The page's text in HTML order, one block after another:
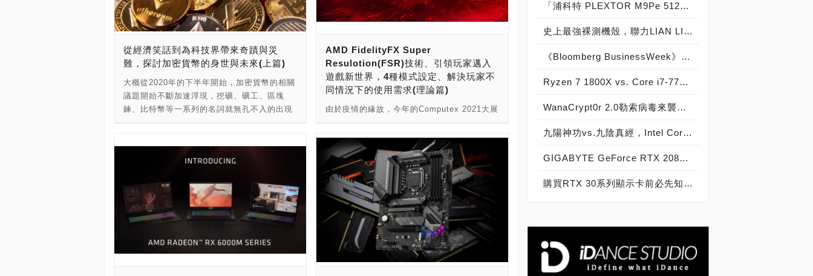
從經濟笑話到為科技界帶來奇蹟與災
難，探討加密貨幣的身世與未來(上篇)
大概從2020年的下半年開始，加密貨幣的相關
議題開始不斷加速浮現，挖礦、礦工、區塊
鍊、比特幣等一系列的名詞就無孔不入的出現
重影響著我們生活，可以說是在智慧型手機之
後，影響力最高的''科技''產物。 然而一個原先
貨幣與挖礦又是什麼關係？它的實際功用是否
真的只是貨幣？還是另有目的？關於各項加密
貨幣的內容資訊就讓我們一同來探討一下，本
貨幣以及何謂「挖礦」，讓大家能夠對這「看
不到的黃金」有著更完整的認識。 如今我們時
AMD FidelityFX Super
Resulotion(FSR)技術、引領玩家邁入
遊戲新世界，4種模式設定、解決玩家不
同情況下的使用需求(理論篇)
由於疫情的緣故，今年的Computex 2021大展
蘇媽在發表會上發布的「Radeon RX
6800M」、「AMD Advantage」筆電規範以
及最新的「FidelityFX Super Resulotion」技
術這三樣了()，當然也不能漏掉了Ryzen 5000
系列的生力軍：Ryzen 5 5600G與Ryzen 7
5700G這兩顆APU的加入，為全系列補強了內
顯版本的區塊版圖。 而前面2項可以在另一篇
上找到答案，至於FidelityFX Super
Resulotion技術(簡稱FSR)雖然G15同樣也具
備，但相信更直接對應的會是現有已經使用
「浦科特 PLEXTOR M9Pe 512GB」實測開箱，史上最強PCIe 3.0 x4固態硬碟磅礡登場！
史上最強裸測機殼，聯力LIAN LI PC-T80裸測架！
《Bloomberg BusinessWeek》彭博商業周刊爆料 美超微伺服器主機板 黑客門 被偷裝間諜晶片，《Apple、Amazon、SuperMicro》發表聲明駁斥 報導不屬實 精心編造
Ryzen 7 1800X vs. Core i7-7700K vs. Core i7-6950X Extreme效能大車拼，AMD八核心銳龍戰神與Intel十核心愛妻之王跑分實測！
WanaCrypt0r 2.0勒索病毒來襲，KB4012215更新程式與解毒程式下載安裝 – MS17-010系統漏洞攻擊救命仙丹！
九陽神功vs.九陰真經，Intel Core i9對上AMD Ryzen 9系列，多核大對決
GIGABYTE GeForce RTX 2080 GAMING OC 8G開箱實測，絕佳散熱設計、一鍵超頻的新世代圖靈顯示卡
購買RTX 30系列顯示卡前必先知道的兩三事：NVIDIA技術簡報 (下篇)